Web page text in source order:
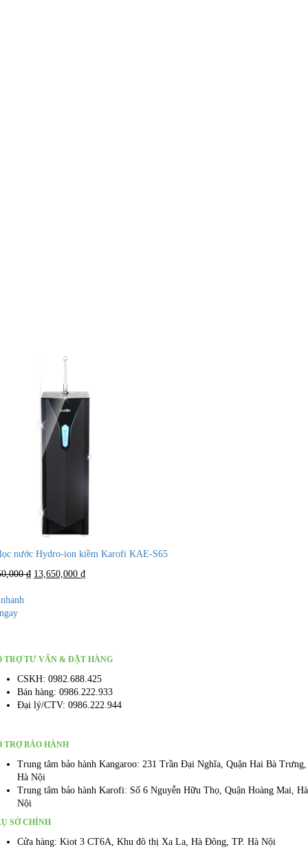
nước Hydro-ion kiềm Karofi KAE-S65
₫ Giá
13,650,000 ₫Giá
TRỢ TƯ VẤN & ĐẶT HÀNG
CSKH: 0982.688.425
Bán hàng: 0986.222.933
Đại lý/CTV: 0986.222.944
TRỢ BẢO HÀNH
Trung tâm bảo hành Kangaroo: 231 Trần Đại Nghĩa, Quận Hai Bà Trưng,
Hà Nội
Trung tâm bảo hành Karofi: Số 6 Nguyễn Hữu Thọ, Quận Hoàng Mai, Hà
Nội
SỞ CHÍNH
Cửa hàng: Kiot 3 CT6A, Khu đô thị Xa La, Hà Đông, TP. Hà Nội